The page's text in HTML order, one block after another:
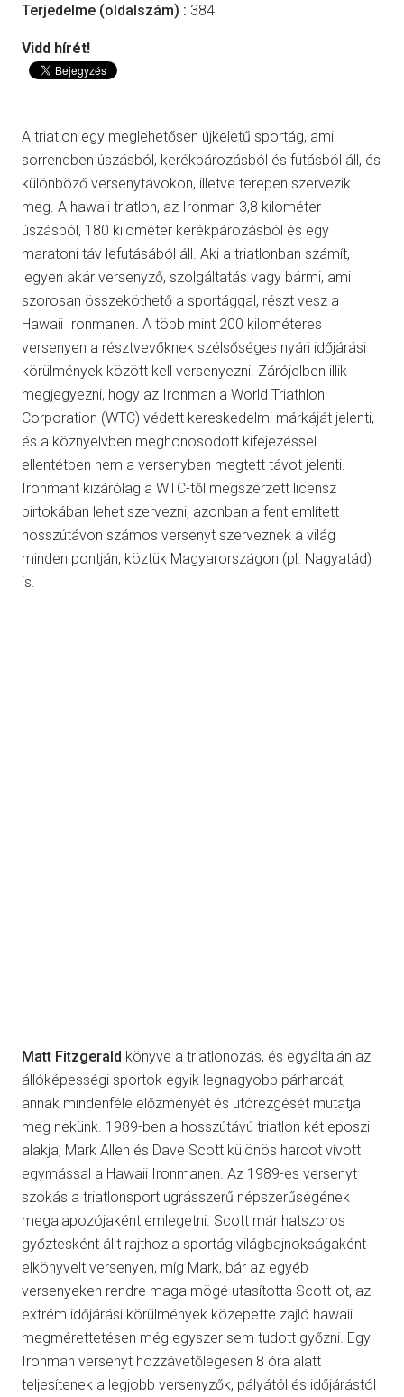
Terjedelme (oldalszám) : 384
Vidd hírét!
A triatlon egy meglehetősen újkeletű sportág, ami
sorrendben úszásból, kerékpározásból és futásból áll, és
különböző versenytávokon, illetve terepen szervezik
meg. A hawaii triatlon, az Ironman 3,8 kilométer
úszásból, 180 kilométer kerékpározásból és egy
maratoni táv lefutásából áll. Aki a triatlonban számít,
legyen akár versenyző, szolgáltatás vagy bármi, ami
szorosan összeköthető a sportággal, részt vesz a
Hawaii Ironmanen. A több mint 200 kilométeres
versenyen a résztvevőknek szélsőséges nyári időjárási
körülmények között kell versenyezni. Zárójelben illik
megjegyezni, hogy az Ironman a World Triathlon
Corporation (WTC) védett kereskedelmi márkáját jelenti,
és a köznyelvben meghonosodott kifejezéssel
ellentétben nem a versenyben megtett távot jelenti.
Ironmant kizárólag a WTC-től megszerzett licensz
birtokában lehet szervezni, azonban a fent említett
hosszútávon számos versenyt szerveznek a világ
minden pontján, köztük Magyarországon (pl. Nagyatád)
is.
Matt Fitzgerald könyve a triatlonozás, és egyáltalán az
állóképességi sportok egyik legnagyobb párharcát,
annak mindenféle előzményét és utórezgését mutatja
meg nekünk. 1989-ben a hosszútávú triatlon két eposzi
alakja, Mark Allen és Dave Scott különös harcot vívott
egymással a Hawaii Ironmanen. Az 1989-es versenyt
szokás a triatlonsport ugrásszerű népszerűségének
megalapozójaként emlegetni. Scott már hatszoros
győztesként állt rajthoz a sportág világbajnokságaként
elkönyvelt versenyen, míg Mark, bár az egyéb
versenyeken rendre maga mögé utasította Scott-ot, az
extrém időjárási körülmények közepette zajló hawaii
megmérettetésen még egyszer sem tudott győzni. Egy
Ironman versenyt hozzávetőlegesen 8 óra alatt
teljesítenek a legjobb versenyzők, pályától és időjárástól